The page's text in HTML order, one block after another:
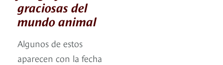
graciosas del
mundo animal
Algunos de estos
aparecen con la fecha